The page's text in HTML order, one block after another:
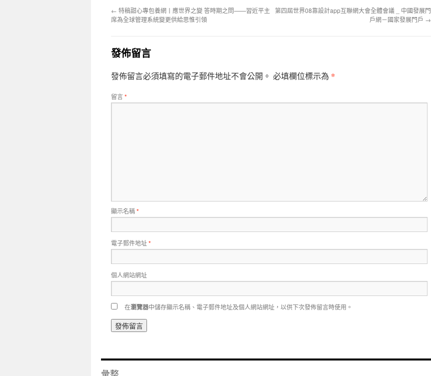
← 特稿甜心專包養網丨應世界之變 答時期之問——習近平主
席為全球管理系統變更供給思惟引領
第四屆世界08靠設計app互聯網大會全體會議 _ 中國發展門
戶網－國家發展門戶 →
發佈留言
發佈留言必須填寫的電子郵件地址不會公開。 必填欄位標示為 *
留言*
顯示名稱*
電子郵件地址*
個人網站網址
在瀏覽器中儲存顯示名稱、電子郵件地址及個人網站網址，以供下次發佈留言時使用。